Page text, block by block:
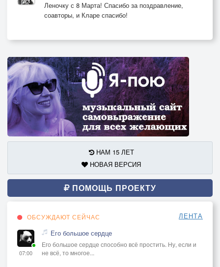
Леночку с 8 Марта! Спасибо за поздравление,
соавторы, и Кларе спасибо!
НАМ 15 ЛЕТ
НОВАЯ ВЕРСИЯ
ПОМОЩЬ ПРОЕКТУ
ОБСУЖДАЮТ СЕЙЧАС ЛЕНТА
07:00
Его большое сердце
Его большое сердце способно всё простить. Ну, если и
не всё, то многое...